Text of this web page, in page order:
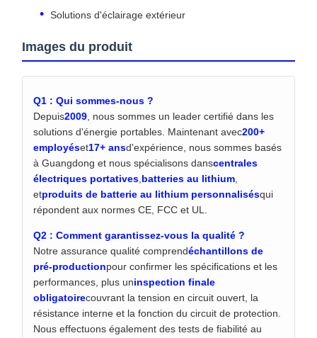
Solutions d'éclairage extérieur
Images du produit
Q1 : Qui sommes-nous ?
Depuis2009 , nous sommes un leader certifié dans les
solutions d'énergie portables. Maintenant avec200+
employéset17+ ansd'expérience, nous sommes basés
à Guangdong et nous spécialisons danscentrales
électriques portatives batteries au lithium
etproduits de batterie au lithium personnalisésqui
répondent aux normes CE, FCC et UL.
Q2 : Comment garantissez-vous la qualité ?
Notre assurance qualité comprendéchantillons de
pré-productionpour confirmer les spécifications et les
performances, plus uninspection finale
obligatoirecouvrant la tension en circuit ouvert, la
résistance interne et la fonction du circuit de protection.
Nous effectuons également des tests de fiabilité au